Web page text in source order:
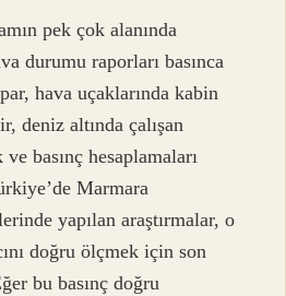
pek çok alanında
durumu raporları basınca
hava uçaklarında kabin
deniz altında çalışan
basınç hesaplamaları
Marmara
yapılan araştırmalar, o
doğru ölçmek için son
bu basınç doğru